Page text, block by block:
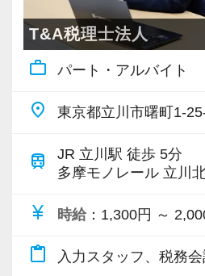
これまでのご経験を活か
新たにチャレンジしてみた
ぜひ教えてください。
最大限希望を考慮したステ
いただきます！
≪求める人物像≫
◎税理士資格保持者の方
◎一連の税務会計・決算・
がある方
◎担当を持った経験がある
■家族との時間を大切にし
ご自身にあった働き方や、
という気持ちを尊重します。
■子育て中も安心して働きた
子育て世代のスタッフが多
などにも理解がある職場で
ことで相談したり等盛り上
■正確な作業ができる方、
T&A税理士法人
work_outline パート・アルバイト
place 東京都立川市曙町1-
train
JR 立川駅 徒歩 5分
多摩モノレール 立川
currency_yen 時給 ：1,300円 ～
content_paste 入力スタッフ、税務